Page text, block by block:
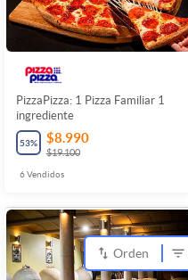
PizzaPizza: 1 Pizza Familiar 1
ingrediente
53% $8.990
$19.100
6Vendidos
Orden